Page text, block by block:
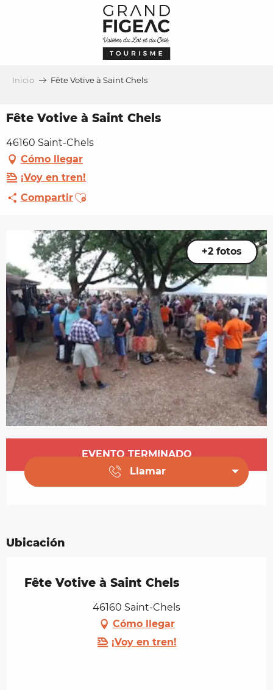
Inicio Fête Votive à Saint Chels
Fête Votive à Saint Chels
46160 Saint-Chels
Cómo llegar
¡Voy en tren!
CompartirAjouter aux favoris
+2 fotos
Horarios y datos de contacto
EVENTO TERMINADO
Llamar
Ubicación
Fête Votive à Saint Chels
46160 Saint-Chels
Cómo llegar
¡Voy en tren!